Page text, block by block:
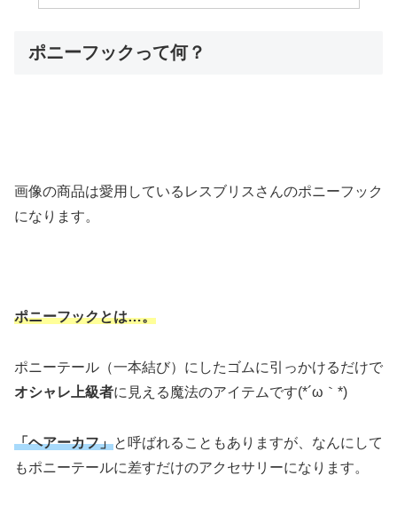
ポニーフックって何？
画像の商品は愛用しているレスブリスさんのポニーフック
になります。
ポニーフックとは…。
ポニーテール（一本結び）にしたゴムに引っかけるだけで
オシャレ上級者に見える魔法のアイテムです(*´ω｀*)
「ヘアーカフ」と呼ばれることもありますが、なんにして
もポニーテールに差すだけのアクセサリーになります。